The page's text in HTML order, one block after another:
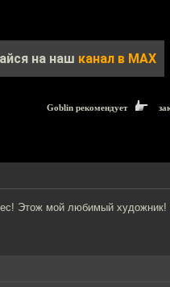
на наш канал в MAX
Goblin рекомендует
Этож мой любимый художник!